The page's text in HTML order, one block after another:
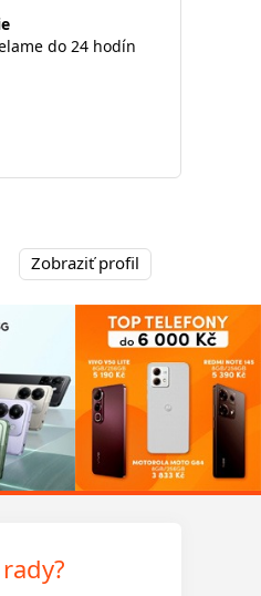
do 24 hodín
Zobraziť profil